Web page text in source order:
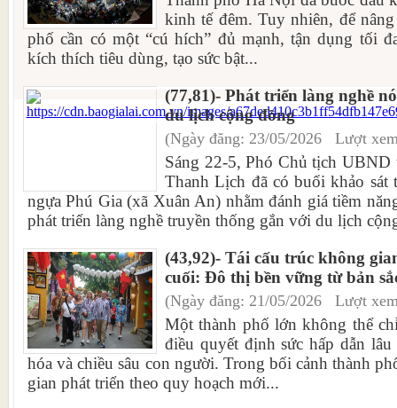
kinh tế đêm. Tuy nhiên, để
phố cần có một “cú hích” đủ mạnh, tận dụng tối
kích thích tiêu dùng, tạo sức bật...
(77,81)- Phát triển làng nghề
du lịch cộng đồng
(Ngày đăng: 23/05/2026 Lượt
Sáng 22-5, Phó Chủ tịch
Thanh Lịch đã có buổi khảo sát
ngựa Phú Gia (xã Xuân An) nhằm đánh giá tiềm
phát triển làng nghề truyền thống gắn với du lịch
(43,92)- Tái cấu trúc không
cuối: Đô thị bền vững từ bản
(Ngày đăng: 21/05/2026 Lượt
Một thành phố lớn không thể
điều quyết định sức hấp dẫn
hóa và chiều sâu con người. Trong bối cảnh thành
gian phát triển theo quy hoạch mới...